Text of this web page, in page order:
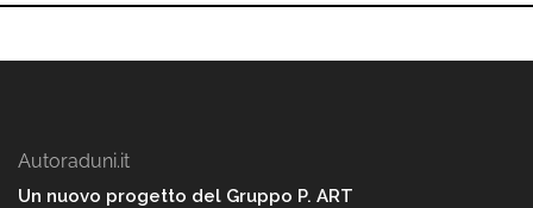
Autoraduni.it
Un nuovo progetto del Gruppo P. ART